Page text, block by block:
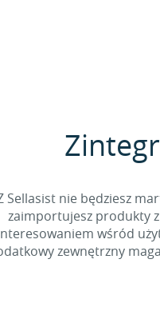
Sellasist nie będziesz
zaimportujesz produkty
wśród
zewnętrzny